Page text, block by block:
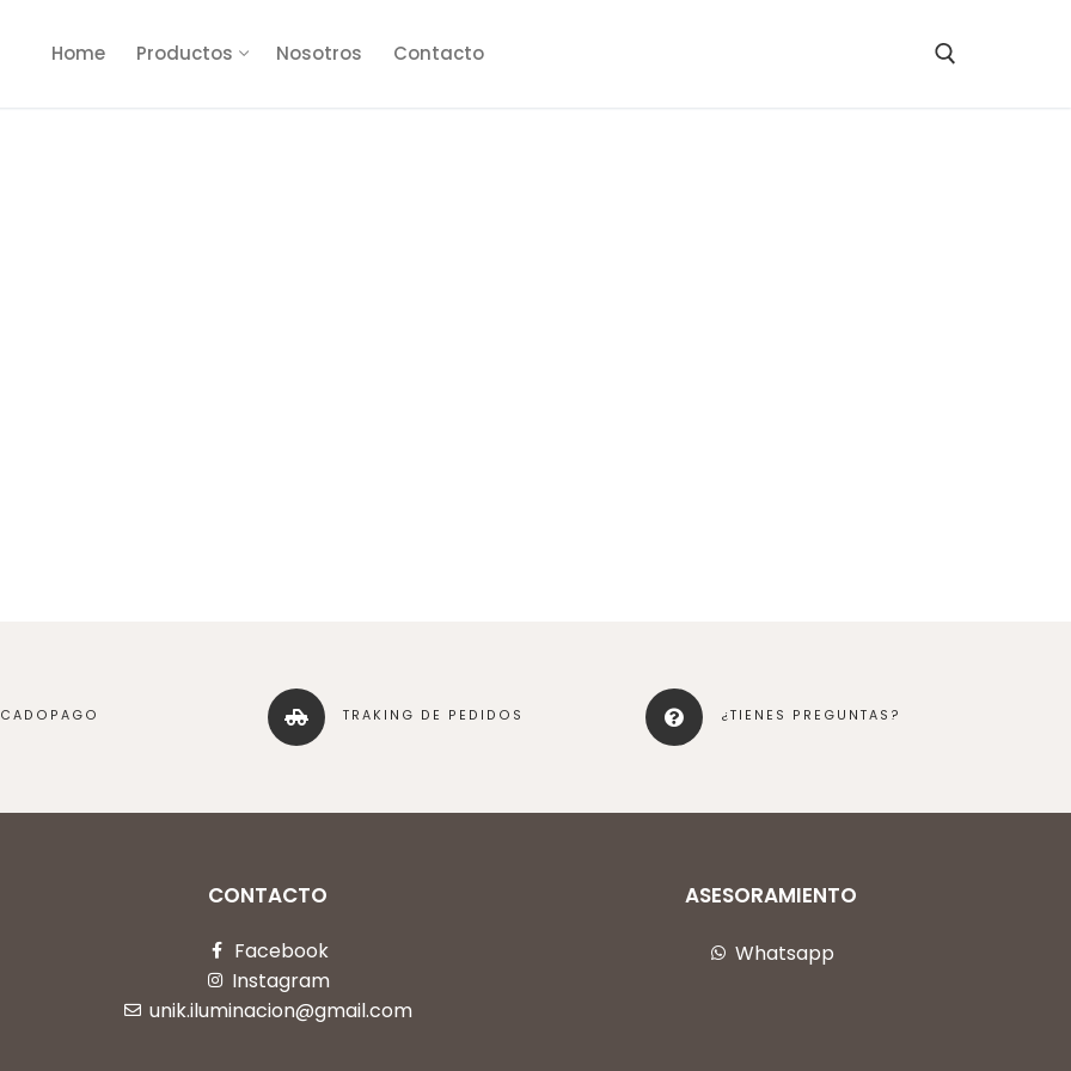
Home Productos Nosotros Contacto
TRAKING DE PEDIDOS ¿TIENES PREGUNTAS?
CONTACTO
Facebook
Instagram
unik.iluminacion@gmail.com
ASESORAMIENTO
Whatsapp